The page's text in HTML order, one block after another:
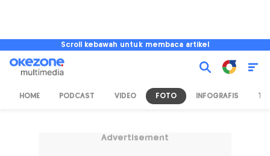
Scroll kebawah untuk membaca artikel
HOME PODCAST VIDEO FOTO INFOGRAFIS TV
Advertisement